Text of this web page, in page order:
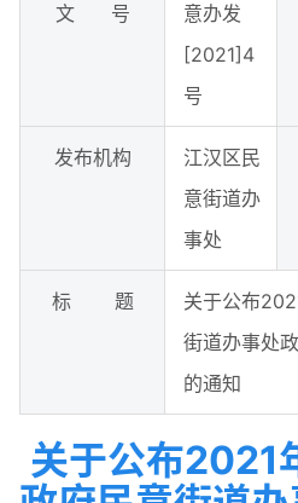
文 号
意办发
[2021]4
号
发布机构
江汉区民
意街道办
事处
标 题
关于公布
街道办事处
的通知
关于公布2021